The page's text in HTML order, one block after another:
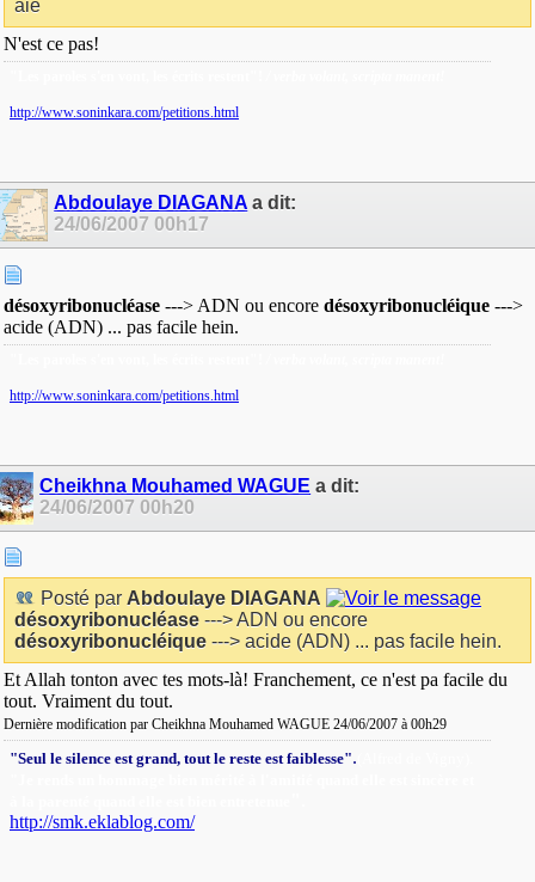
aie
N'est ce pas!
http://www.soninkara.com/petitions.html
Abdoulaye DIAGANA a dit:
24/06/2007 00h17
désoxyribonucléase ---> ADN ou encore désoxyribonucléique --->
acide (ADN) ... pas facile hein.
http://www.soninkara.com/petitions.html
Cheikhna Mouhamed WAGUE a dit:
24/06/2007 00h20
Posté par Abdoulaye DIAGANA
désoxyribonucléase ---> ADN ou encore
désoxyribonucléique ---> acide (ADN) ... pas facile hein.
Et Allah tonton avec tes mots-là! Franchement, ce n'est pa facile du
tout. Vraiment du tout.
Dernière modification par Cheikhna Mouhamed WAGUE 24/06/2007 à 00h29
"Seul le silence est grand, tout le reste est faiblesse".
http://smk.eklablog.com/